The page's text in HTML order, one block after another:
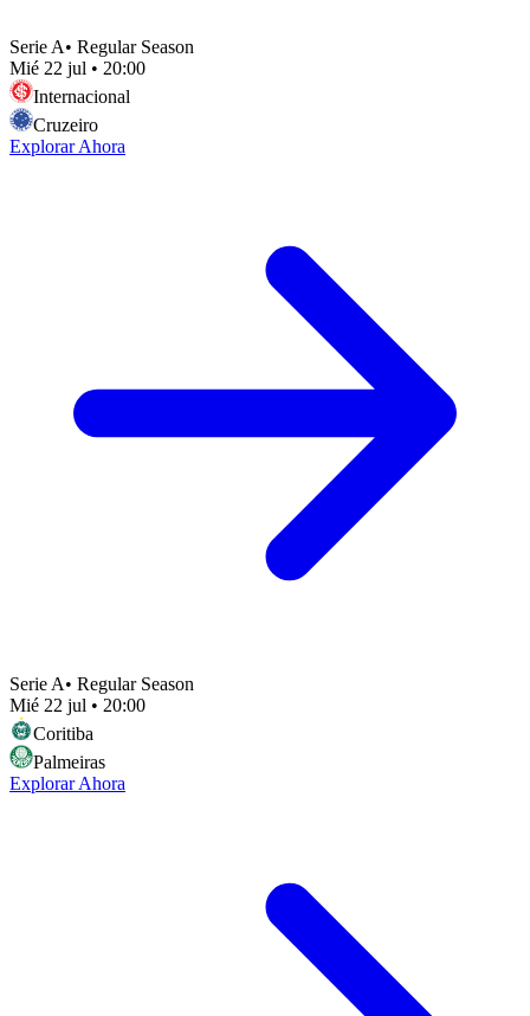
Serie A• Regular Season
Mié 22 jul • 20:00
Internacional
Cruzeiro
Explorar Ahora
Serie A• Regular Season
Mié 22 jul • 20:00
Coritiba
Palmeiras
Explorar Ahora